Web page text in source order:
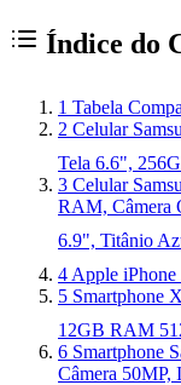
Índice do
1 Tabela
2 Celular
Tela 6.6",
3 Celular
RAM, Câmera
6.9", Titânio
4 Apple
5 Smartphone
12GB RAM
6 Smartphone
Câmera